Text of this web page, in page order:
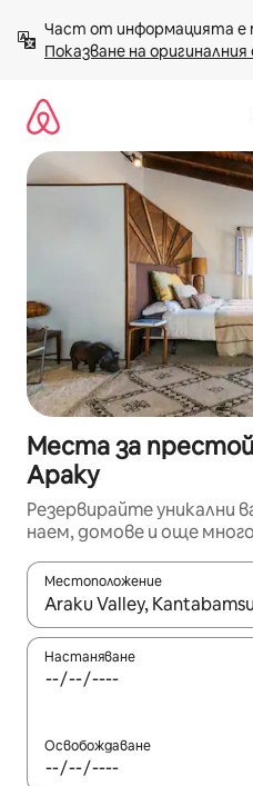
към
съдържанието
Показване на оригиналния
Места за
Араку
Резервирайте уникални
наем, домове и още
Местоположение
Когато резултатите се
Настаняване
Освобождаване